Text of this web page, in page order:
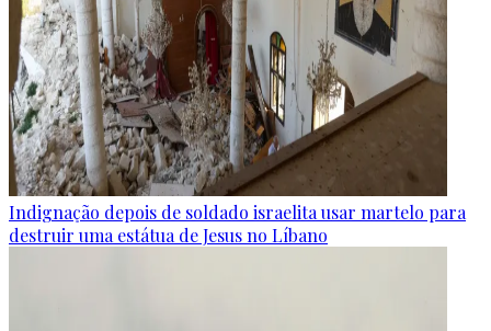
Indignação depois de soldado israelita usar martelo para
destruir uma estátua de Jesus no Líbano